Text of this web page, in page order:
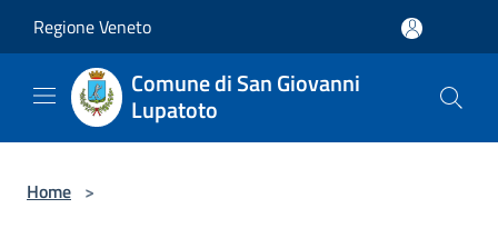
Regione Veneto
Comune di San Giovanni
Lupatoto
Home >